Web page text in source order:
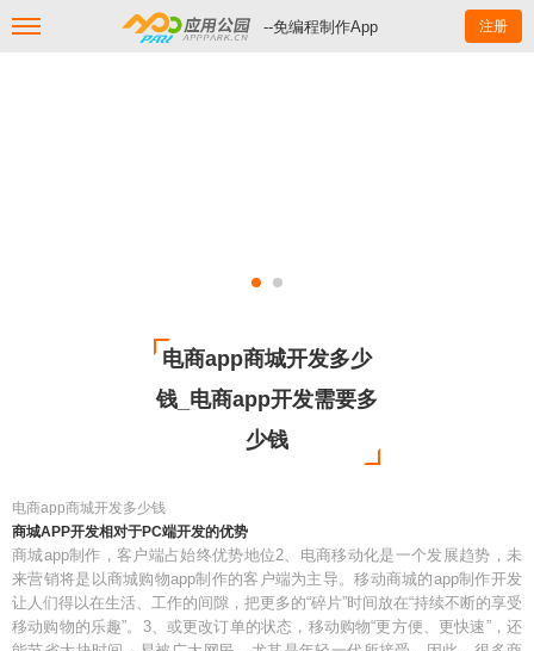
--免编程制作App 注册
电商app商城开发多少
钱_电商app开发需要多
少钱
电商app商城开发多少钱
商城APP开发相对于PC端开发的优势
商城app制作，客户端占始终优势地位2、电商移动化是一个发展趋势，未
来营销将是以商城购物app制作的客户端为主导。移动商城的app制作开发
让人们得以在生活、工作的间隙，把更多的“碎片”时间放在“持续不断的享受
移动购物的乐趣”。3、或更改订单的状态，移动购物“更方便、更快速”，还